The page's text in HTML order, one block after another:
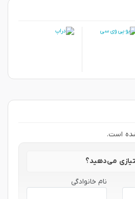
است.
می‌دهید؟
نام خانوادگی